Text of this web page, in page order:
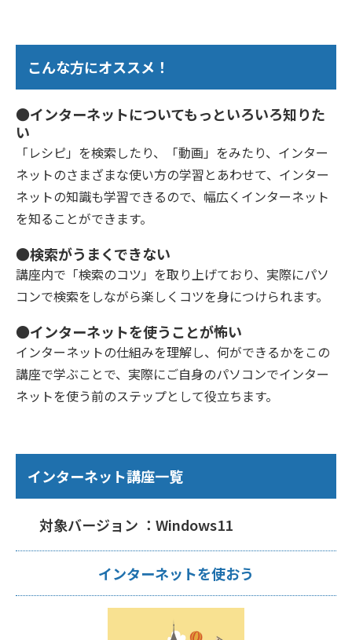
こんな方にオススメ！
●インターネットについてもっといろいろ知りた
い
「レシピ」を検索したり、「動画」をみたり、インター
ネットのさまざまな使い方の学習とあわせて、インター
ネットの知識も学習できるので、幅広くインターネット
を知ることができます。
●検索がうまくできない
講座内で「検索のコツ」を取り上げており、実際にパソ
コンで検索をしながら楽しくコツを身につけられます。
●インターネットを使うことが怖い
インターネットの仕組みを理解し、何ができるかをこの
講座で学ぶことで、実際にご自身のパソコンでインター
ネットを使う前のステップとして役立ちます。
インターネット講座一覧
対象バージョン ：Windows11
インターネットを使おう